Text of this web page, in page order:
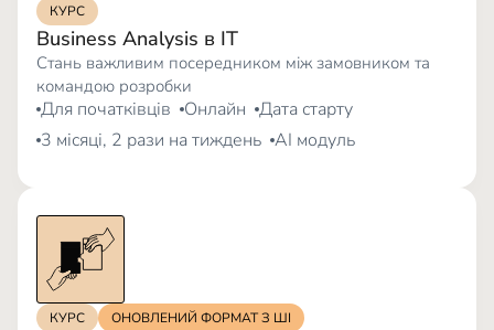
КУРС
Business Analysis в IT
Стань важливим посередником між замовником та
командою розробки
Для початківців Онлайн Дата старту
3 місяці, 2 рази на тиждень AI модуль
КУРС ОНОВЛЕНИЙ ФОРМАТ З ШІ